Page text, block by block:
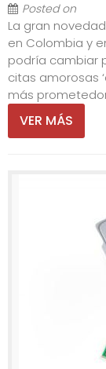
Posted on
La gran
en Colombia y
podría cambiar
citas amorosas
más
VER MÁS